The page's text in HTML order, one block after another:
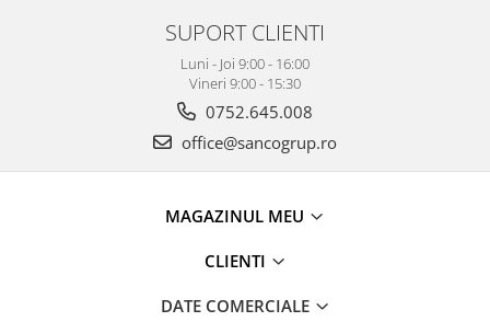
SUPORT CLIENTI
Luni - Joi 9:00 - 16:00
Vineri 9:00 - 15:30
0752.645.008
office@sancogrup.ro
MAGAZINUL MEU
CLIENTI
DATE COMERCIALE